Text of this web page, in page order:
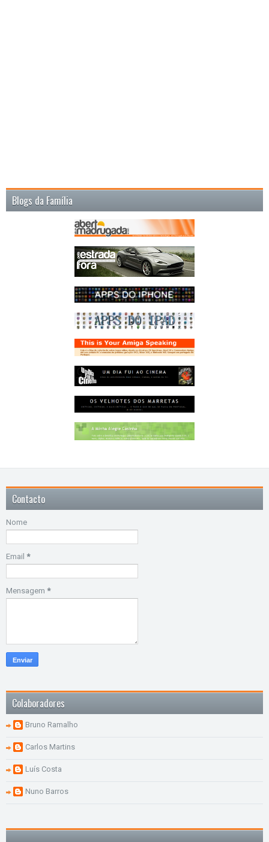
Blogs da Família
Contacto
Nome
Email *
Mensagem *
Colaboradores
Bruno Ramalho
Carlos Martins
Luís Costa
Nuno Barros